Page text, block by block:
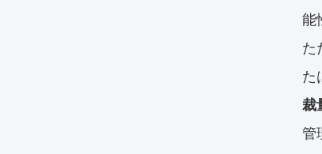
能
た
た
裁
管